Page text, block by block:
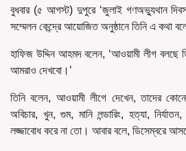
বুধবার (৫ আগস্ট) দুপুরে ‘জুলাই গণঅভ্যুথান
সম্মেলন কেন্দ্রে আয়োজিত অনুষ্ঠানে তিনি এ কথা
হাফিজ উদ্দিন আহমদ বলেন, ‘আওয়ামী লীগ
আমরাও দেখবো।’
তিনি বলেন, আওয়ামী লীগে দেখেন, তাদের
অবিচার, খুন, গুম, মানি লন্ডারিং, হত্যা,
লজ্জাবোধ করে না তো। আবার বলে, ডিসেম্বরে